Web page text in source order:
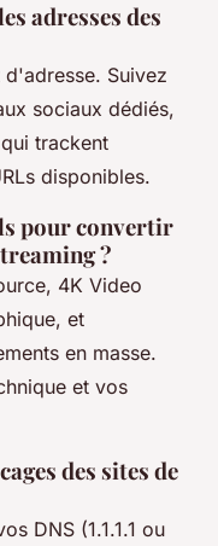
adresses des
Suivez
sociaux dédiés,
trackent
disponibles.
pour convertir
?
4K Video
et
en masse.
et vos
des sites de
DNS (1.1.1.1 ou